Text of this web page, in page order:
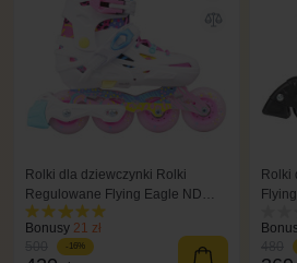
Rolki dla dziewczynki Rolki
Regulowane Flying Eagle ND
Nadia różowy
Bonusy 21 zł
-16%
Rolki